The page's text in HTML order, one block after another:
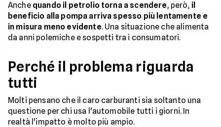
Anche quando il petrolio torna a scendere, però, il
beneficio alla pompa arriva spesso più lentamente e
in misura meno evidente. Una situazione che alimenta
da anni polemiche e sospetti tra i consumatori.
Perché il problema riguarda
tutti
Molti pensano che il caro carburanti sia soltanto una
questione per chi usa l'automobile tutti i giorni. In
realtà l'impatto è molto più ampio.